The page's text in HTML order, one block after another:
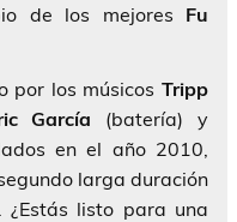
de los mejores Fu
por los músicos Tripp
García (batería) y
en el año 2010,
larga duración
listo para una